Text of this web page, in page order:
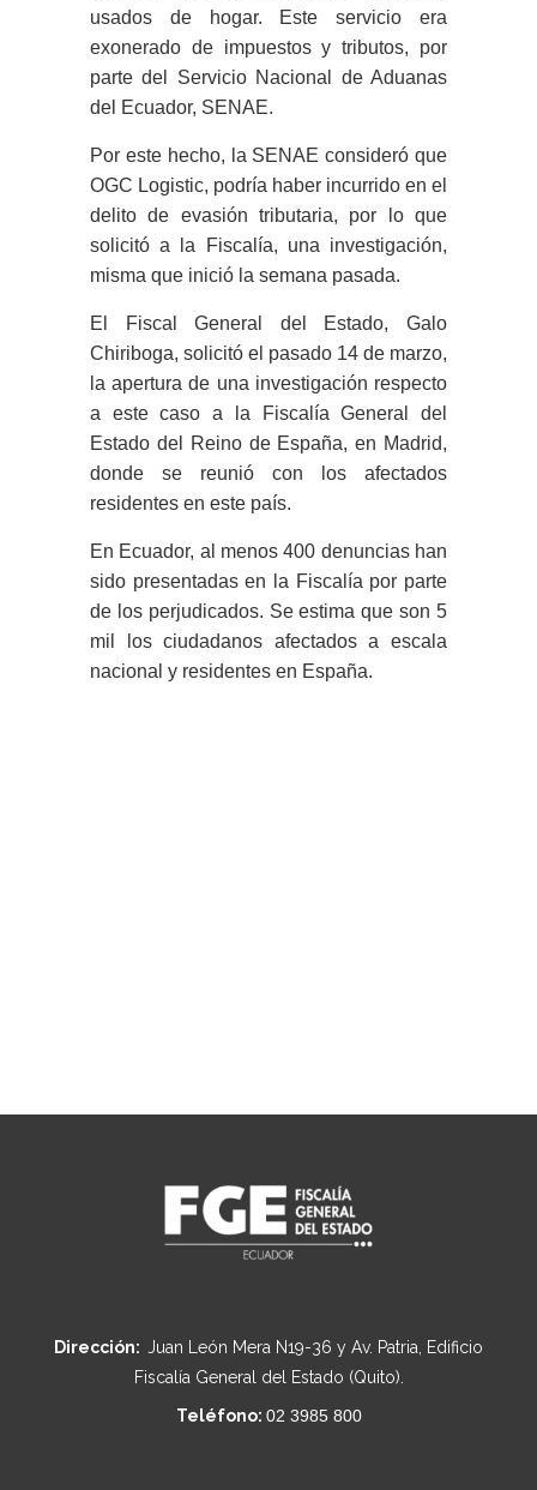
usados de hogar. Este servicio era
exonerado de impuestos y tributos, por
parte del Servicio Nacional de Aduanas
del Ecuador, SENAE.
Por este hecho, la SENAE consideró que
OGC Logistic, podría haber incurrido en el
delito de evasión tributaria, por lo que
solicitó a la Fiscalía, una investigación,
misma que inició la semana pasada.
El Fiscal General del Estado, Galo
Chiriboga, solicitó el pasado 14 de marzo,
la apertura de una investigación respecto
a este caso a la Fiscalía General del
Estado del Reino de España, en Madrid,
donde se reunió con los afectados
residentes en este país.
En Ecuador, al menos 400 denuncias han
sido presentadas en la Fiscalía por parte
de los perjudicados. Se estima que son 5
mil los ciudadanos afectados a escala
nacional y residentes en España.
Dirección: Juan León Mera N19-36 y Av. Patria, Edificio
Fiscalía General del Estado (Quito).
Teléfono: 02 3985 800